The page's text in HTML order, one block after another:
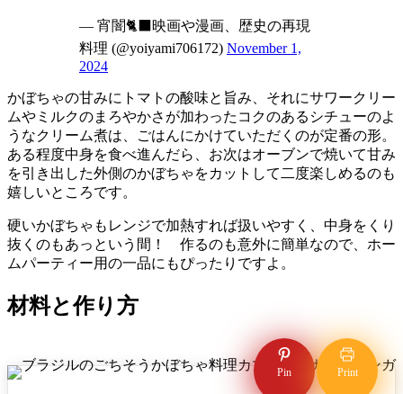
— 宵闇🐈‍⬛映画や漫画、歴史の再現
料理 (@yoiyami706172) November 1,
2024
かぼちゃの甘みにトマトの酸味と旨み、それにサワークリー
ムやミルクのまろやかさが加わったコクのあるシチューのよ
うなクリーム煮は、ごはんにかけていただくのが定番の形。
ある程度中身を食べ進んだら、お次はオーブンで焼いて甘み
を引き出した外側のかぼちゃをカットして二度楽しめるのも
嬉しいところです。
硬いかぼちゃもレンジで加熱すれば扱いやすく、中身をくり
抜くのもあっという間！ 作るのも意外に簡単なので、ホー
ムパーティー用の一品にもぴったりですよ。
材料と作り方
Pin Print